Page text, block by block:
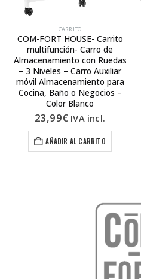
CARRITO
COM-FORT HOUSE- Carrito
multifunción- Carro de
Almacenamiento con Ruedas
– 3 Niveles – Carro Auxiliar
móvil Almacenamiento para
Cocina, Baño o Negocios –
Color Blanco
23,99€ IVA incl.
AÑADIR AL CARRITO